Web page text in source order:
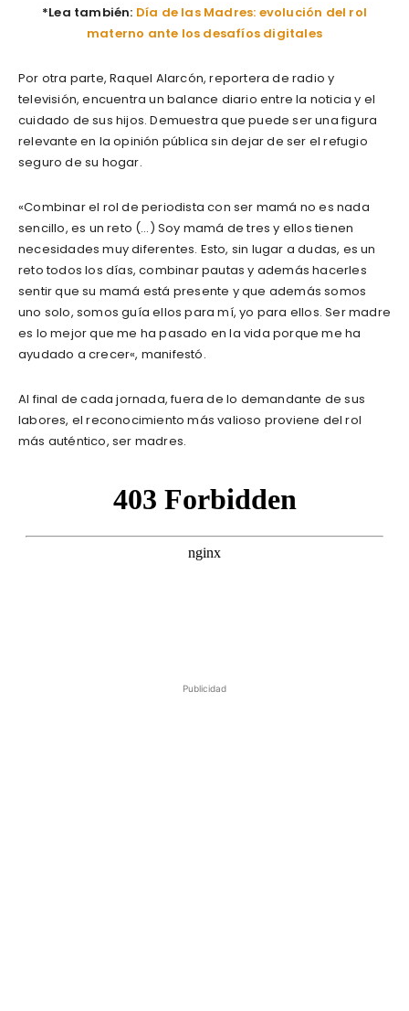
*Lea también: Día de las Madres: evolución del rol
materno ante los desafíos digitales
Por otra parte, Raquel Alarcón, reportera de radio y
televisión, encuentra un balance diario entre la noticia y el
cuidado de sus hijos. Demuestra que puede ser una figura
relevante en la opinión pública sin dejar de ser el refugio
seguro de su hogar.
«Combinar el rol de periodista con ser mamá no es nada
sencillo, es un reto (…) Soy mamá de tres y ellos tienen
necesidades muy diferentes. Esto, sin lugar a dudas, es un
reto todos los días, combinar pautas y además hacerles
sentir que su mamá está presente y que además somos
uno solo, somos guía ellos para mí, yo para ellos. Ser madre
es lo mejor que me ha pasado en la vida porque me ha
ayudado a crecer«, manifestó.
Al final de cada jornada, fuera de lo demandante de sus
labores, el reconocimiento más valioso proviene del rol
más auténtico, ser madres.
Publicidad